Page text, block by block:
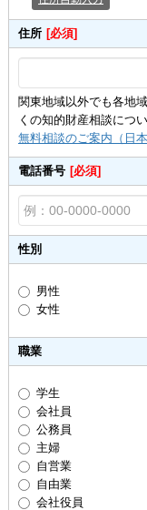
住所 [必須]
関東地域以外でも各地
くの知的財産相談につ
無料相談のご案内（日
電話番号 [必須]
性別
男性
女性
職業
学生
会社員
公務員
主婦
自営業
自由業
会社役員